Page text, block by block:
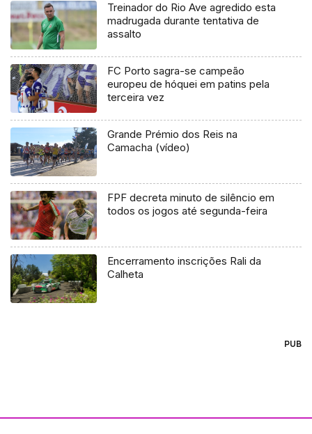
Treinador do Rio Ave agredido esta
madrugada durante tentativa de
assalto
FC Porto sagra-se campeão
europeu de hóquei em patins pela
terceira vez
Grande Prémio dos Reis na
Camacha (vídeo)
FPF decreta minuto de silêncio em
todos os jogos até segunda-feira
Encerramento inscrições Rali da
Calheta
PUB